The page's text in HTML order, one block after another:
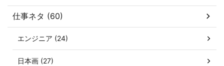
仕事ネタ (60)
エンジニア (24)
日本画 (27)